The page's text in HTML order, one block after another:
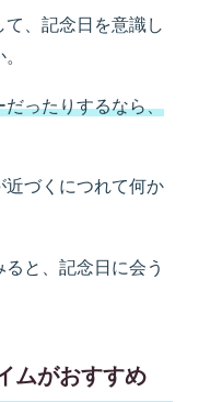
、記念日を意識し
ったりするなら、
づくにつれて何か
と、記念日に会う
ムがおすすめ